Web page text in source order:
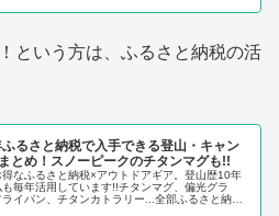
という方は、ふるさと納税の活
るさと納税で入手できる登山・キャン
とめ！スノーピークのチタンマグも!!
得なふるさと納税×アウトドアギア。登山歴10年
も毎年活用しています!!チタンマグ、偏光グラ
イパン、チタンカトラリー...全部ふるさと納税